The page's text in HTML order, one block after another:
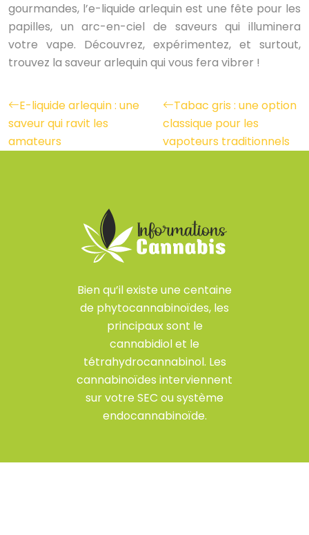
gourmandes, l’e-liquide arlequin est une fête pour les
papilles, un arc-en-ciel de saveurs qui illuminera
votre vape. Découvrez, expérimentez, et surtout,
trouvez la saveur arlequin qui vous fera vibrer !
E-liquide arlequin : une
saveur qui ravit les
amateurs
Tabac gris : une option
classique pour les
vapoteurs traditionnels
Bien qu’il existe une centaine
de phytocannabinoïdes, les
principaux sont le
cannabidiol et le
tétrahydrocannabinol. Les
cannabinoïdes interviennent
sur votre SEC ou système
endocannabinoïde.